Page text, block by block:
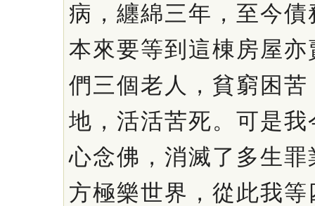
病，纏綿三年，至今
本來要等到這棟房屋
們三個老人，貧窮困
地，活活苦死。可是
心念佛，消滅了多生
方極樂世界，從此我